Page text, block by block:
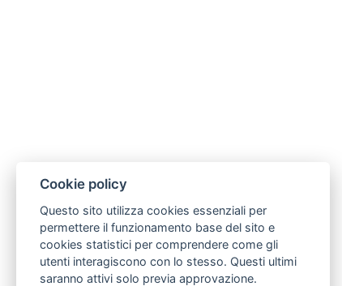
Cookie policy
Questo sito utilizza cookies essenziali per
permettere il funzionamento base del sito e
cookies statistici per comprendere come gli
utenti interagiscono con lo stesso. Questi ultimi
saranno attivi solo previa approvazione.